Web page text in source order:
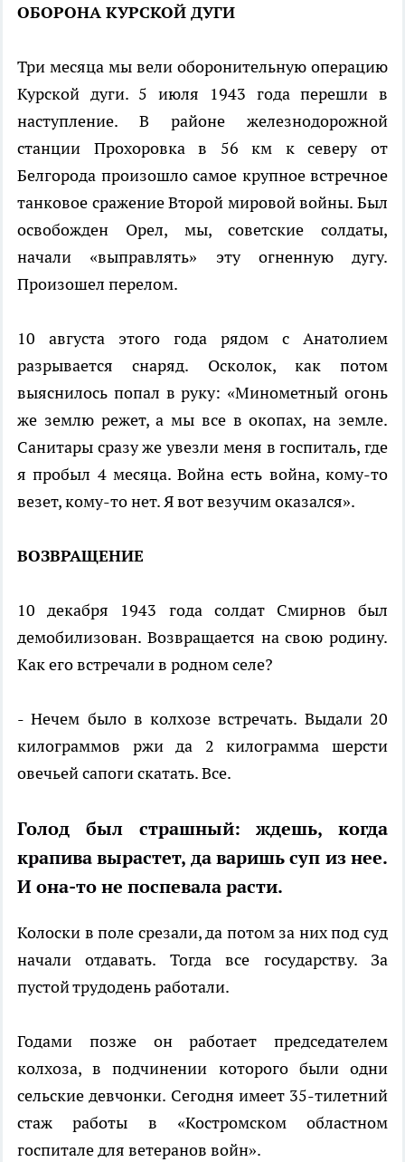
ОБОРОНА КУРСКОЙ ДУГИ
Три месяца мы вели оборонительную операцию
Курской дуги. 5 июля 1943 года перешли в
наступление. В районе железнодорожной
станции Прохоровка в 56 км к северу от
Белгорода произошло самое крупное встречное
танковое сражение Второй мировой войны. Был
освобожден Орел, мы, советские солдаты,
начали «выправлять» эту огненную дугу.
Произошел перелом.
10 августа этого года рядом с Анатолием
разрывается снаряд. Осколок, как потом
выяснилось попал в руку: «Минометный огонь
же землю режет, а мы все в окопах, на земле.
Санитары сразу же увезли меня в госпиталь, где
я пробыл 4 месяца. Война есть война, кому-то
везет, кому-то нет. Я вот везучим оказался».
ВОЗВРАЩЕНИЕ
10 декабря 1943 года солдат Смирнов был
демобилизован. Возвращается на свою родину.
Как его встречали в родном селе?
- Нечем было в колхозе встречать. Выдали 20
килограммов ржи да 2 килограмма шерсти
овечьей сапоги скатать. Все.
Голод был страшный: ждешь, когда
крапива вырастет, да варишь суп из нее.
И она-то не поспевала расти.
Колоски в поле срезали, да потом за них под суд
начали отдавать. Тогда все государству. За
пустой трудодень работали.
Годами позже он работает председателем
колхоза, в подчинении которого были одни
сельские девчонки. Сегодня имеет 35-тилетний
стаж работы в «Костромском областном
госпитале для ветеранов войн».